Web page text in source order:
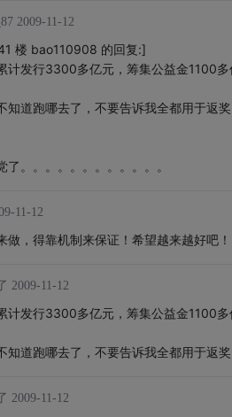
2009-11-12
楼 bao110908 的回复:]
计发行3300多亿元，筹集公益金1100多
知道跑哪去了，不要告诉我全都用于返奖
了。。。。。。。。。。。。
11-12
做，得靠机制来保证！希望越来越好吧！
2009-11-12
计发行3300多亿元，筹集公益金1100多
知道跑哪去了，不要告诉我全都用于返奖
2009-11-12